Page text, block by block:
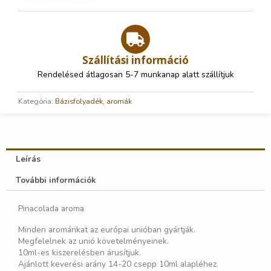
Szállítási információ
Rendelésed átlagosan 5-7 munkanap alatt szállítjuk
Kategória: Bázisfolyadék, aromák
Leírás
További információk
Pinacolada aroma
Minden arománkat az európai unióban gyártják.
Megfelelnek az unió követelményeinek.
10ml-es kiszerelésben árusítjuk.
Ajánlott keverési arány 14-20 csepp 10ml alapléhez.